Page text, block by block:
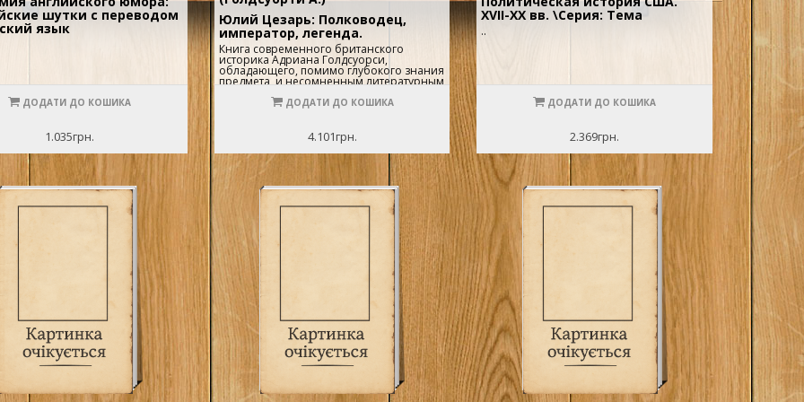
шутки с переводом
язык
ДОДАТИ ДО КОШИКА
1.035грн.
Юлий Цезарь: Полководец,
император, легенда.
Книга современного британского
историка Адриана Голдсуорси,
обладающего, помимо глубокого знания
предмета, и несомненным литературным
сложный и противоречивый мир
римской политической жизни I в. до н.э.,
мир, а также подлинные мотивы
поступков таких политических деятелей,
как Цицерон, Помпей Великий, Красс и
Катон. Не были обойдены вниманием
автора и многочисленные любовные
похождения Цезаря, а также порочащие
его репутацию слухи и их влияние на
политическую карьеру будущего
диктатора.Более половины книги Адриан
Голдсуорси посвятил военным
кампаниям Цезаря, описанным ярко и
эмоционально, с интереснейшими
подробностями. Здесь и увлекательный
рассказ о жестоких боях со свирепыми
косматыми галлами, воинственными
полуголыми германцами и
размалеванными синей краской дикими
бриттами, а также все перипетии
ужасной гражданской войны, когда
римляне бились с римлянами на полях
кровавых сражений.Эта книга является
не только биографией самого Цезаря, но
и, по сути дела, биографией целой эпохи,
когда закладывались основы мира, в
котором мы живем сегодня.Тип обложки:
ДОДАТИ ДО КОШИКА
4.101грн.
XVII-XX вв. \Серия: Тема
..
ДОДАТИ ДО КОШИКА
2.369грн.